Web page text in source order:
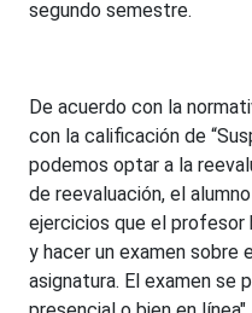
segundo semestre.
De acuerdo con la
con la calificación de
podemos optar a la
de reevaluación, el
ejercicios que el profesor
y hacer un examen sobre
asignatura. El examen se